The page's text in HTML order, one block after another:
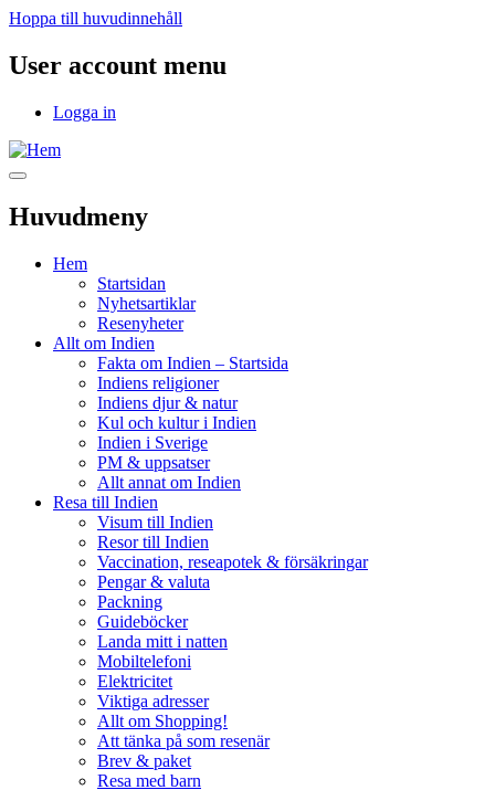
Hoppa till huvudinnehåll
User account menu
Logga in
Huvudmeny
Hem
Startsidan
Nyhetsartiklar
Resenyheter
Allt om Indien
Fakta om Indien – Startsida
Indiens religioner
Indiens djur & natur
Kul och kultur i Indien
Indien i Sverige
PM & uppsatser
Allt annat om Indien
Resa till Indien
Visum till Indien
Resor till Indien
Vaccination, reseapotek & försäkringar
Pengar & valuta
Packning
Guideböcker
Landa mitt i natten
Mobiltelefoni
Elektricitet
Viktiga adresser
Allt om Shopping!
Att tänka på som resenär
Brev & paket
Resa med barn